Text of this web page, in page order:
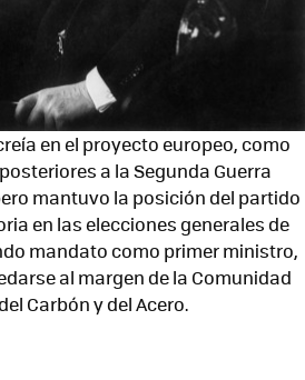
en el proyecto europeo, como
a la Segunda Guerra
mantuvo la posición del partido
en las elecciones generales de
mandato como primer ministro,
al margen de la Comunidad
Carbón y del Acero.